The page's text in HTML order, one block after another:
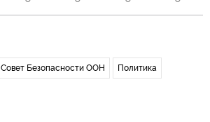
Совет Безопасности ООН Политика